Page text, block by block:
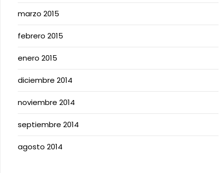
marzo 2015
febrero 2015
enero 2015
diciembre 2014
noviembre 2014
septiembre 2014
agosto 2014